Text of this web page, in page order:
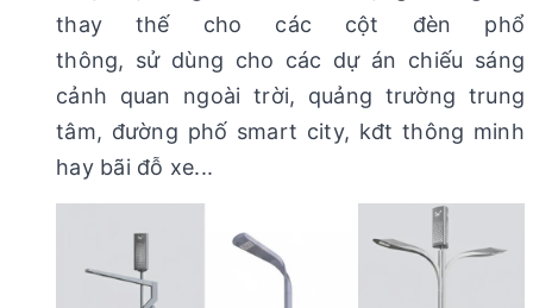
thay thế cho các cột đèn phổ
thông, sử dùng cho các dự án chiếu sáng
cảnh quan ngoài trời, quảng trường trung
tâm, đường phố smart city, kđt thông minh
hay bãi đỗ xe...